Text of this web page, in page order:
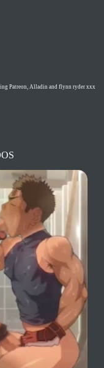
Patreon, Alladin and flynn ryder xxx